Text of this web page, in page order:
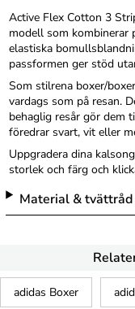
Active Flex Cotton 3
modell som kombinerar
elastiska
passformen ger stöd
Som stilrena boxer/
vardags som på resan.
behaglig resår gör dem
föredrar svart, vit eller
Uppgradera dina
storlek och färg och
Material & tvättråd
adidas Boxer